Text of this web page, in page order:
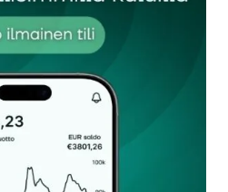
ei julkaista.Pakolliset